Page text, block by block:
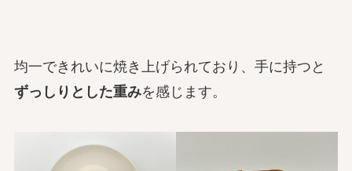
均一できれいに焼き上げられており、手に持つと
ずっしりとした重みを感じます。